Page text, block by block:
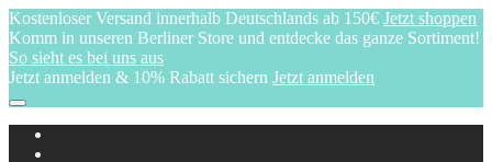
Kostenloser Versand innerhalb Deutschlands ab 150€ Jetzt shoppen
Komm in unseren Berliner Store und entdecke das ganze Sortiment!
So sieht es bei uns aus
Jetzt anmelden & 10% Rabatt sichern Jetzt anmelden